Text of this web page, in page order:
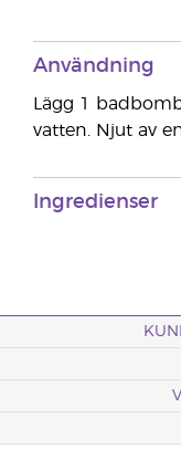
Användning
Lägg 1
vatten. Njut av
Ingredienser